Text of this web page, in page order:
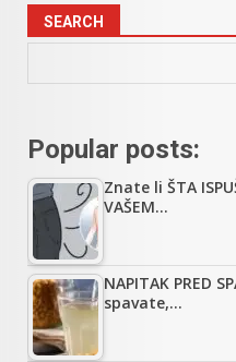
SEARCH
Popular posts:
Znate li ŠTA
VAŠEM…
NAPITAK PRED
spavate,…